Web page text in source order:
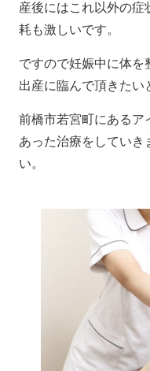
産後にはこれ以外の症
耗も激しいです。
ですので妊娠中に体を
出産に臨んで頂きたい
前橋市若宮町にあるア
あった治療をしていき
い。